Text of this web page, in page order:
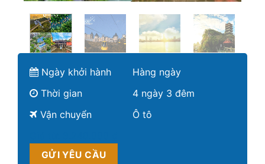
Ngày khởi hành
Hàng ngày
Thời gian
4 ngày 3 đêm
Vận chuyển
Ô tô
GỬI YÊU CẦU